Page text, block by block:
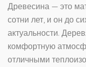
Древесина — это
сотни лет, и он до
актуальности.
комфортную
отличными